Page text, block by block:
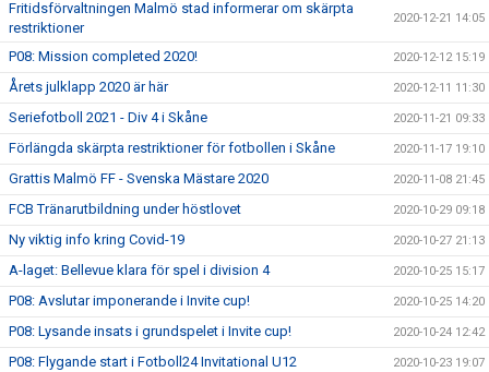
Fritidsförvaltningen Malmö stad informerar om skärpta
restriktioner
2020-12-21 14:05
P08: Mission completed 2020! 2020-12-12 15:19
Årets julklapp 2020 är här 2020-12-11 11:30
Seriefotboll 2021 - Div 4 i Skåne 2020-11-21 09:33
Förlängda skärpta restriktioner för fotbollen i Skåne 2020-11-17 19:10
Grattis Malmö FF - Svenska Mästare 2020 2020-11-08 21:45
FCB Tränarutbildning under höstlovet 2020-10-29 09:18
Ny viktig info kring Covid-19 2020-10-27 21:13
A-laget: Bellevue klara för spel i division 4 2020-10-25 15:17
P08: Avslutar imponerande i Invite cup! 2020-10-25 14:20
P08: Lysande insats i grundspelet i Invite cup! 2020-10-24 12:42
P08: Flygande start i Fotboll24 Invitational U12 2020-10-23 19:07